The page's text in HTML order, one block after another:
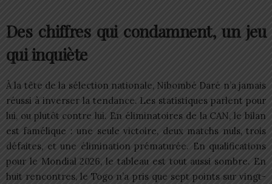
Des chiffres qui condamnent, un jeu
qui inquiète
À la tête de la sélection nationale, Nibombé Daré n’a jamais
réussi à inverser la tendance. Les statistiques parlent pour
lui, ou plutôt contre lui. En éliminatoires de la CAN, le bilan
est famélique : une seule victoire, deux matchs nuls, trois
défaites, et une élimination prématurée. En qualifications
pour le Mondial 2026, le tableau est tout aussi sombre. En
huit rencontres, le Togo n’a pris que sept points sur vingt-